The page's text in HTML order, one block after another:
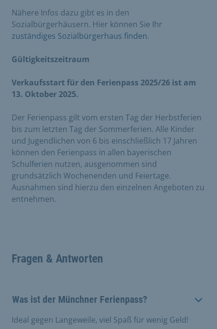
Nähere Infos dazu gibt es in den
Sozialbürgerhäusern. Hier können Sie Ihr
zuständiges Sozialbürgerhaus finden.
Gültigkeitszeitraum
Verkaufsstart für den Ferienpass 2025/26 ist am
13. Oktober 2025.
Der Ferienpass gilt vom ersten Tag der Herbstferien
bis zum letzten Tag der Sommerferien. Alle Kinder
und Jugendlichen von 6 bis einschließlich 17 Jahren
können den Ferienpass in allen bayerischen
Schulferien nutzen, ausgenommen sind
grundsätzlich Wochenenden und Feiertage.
Ausnahmen sind hierzu den einzelnen Angeboten zu
entnehmen.
Fragen & Antworten
Was ist der Münchner Ferienpass?
Ideal gegen Langeweile, viel Spaß für wenig Geld!